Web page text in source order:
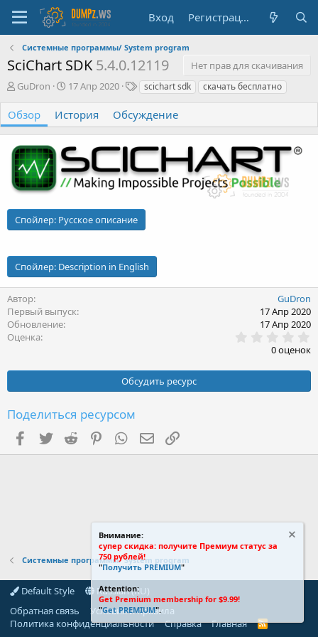
Вход Регистрация
Системные программы/ System program
SciChart SDK 5.4.0.12119
Нет прав для скачивания
А
т
о
р
GuDron
Д
т
а
с
о
з
д
а
я
17 Апр 2020
Т
г
и
scichart sdk скачать бесплатно
Обзор История Обсуждение
Спойлер: Русское описание
Спойлер: Description in English
Автор
GuDron
Первый выпуск
17 Апр 2020
Обновление
17 Апр 2020
Оценка
.
0
0
в
0 оценок
Обсудить ресурс
Поделиться ресурсом
Facebook
Twitter Reddit PinterestWhatsAppЭлектронная почта
Системные программы/ System program
Default Style
Russian (RU)
Обратная связь
Условия и правила
Политика конфиденциальности
Справка Главная
R
Внимание:
супер скидка: получите Премиум статус за
750 рублей!
"Получить PREMIUM"
Attention:
Get Premium membership for $9.99!
"Get PREMIUM".